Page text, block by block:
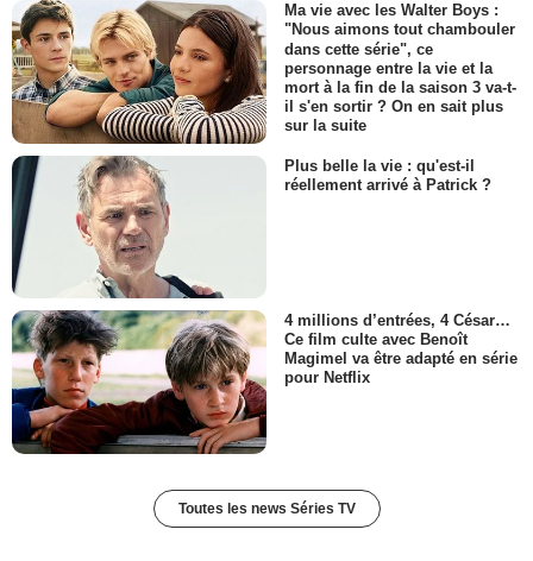
Ma vie avec les Walter Boys :
"Nous aimons tout chambouler
dans cette série", ce
personnage entre la vie et la
mort à la fin de la saison 3 va-t-
il s'en sortir ? On en sait plus
sur la suite
Plus belle la vie : qu'est-il
réellement arrivé à Patrick ?
4 millions d’entrées, 4 César…
Ce film culte avec Benoît
Magimel va être adapté en série
pour Netflix
Toutes les news Séries TV